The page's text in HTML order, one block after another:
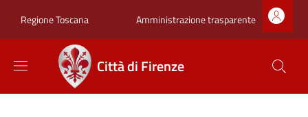
Regione Toscana Zona superiore
Amministrazione trasparente
Città di Firenze